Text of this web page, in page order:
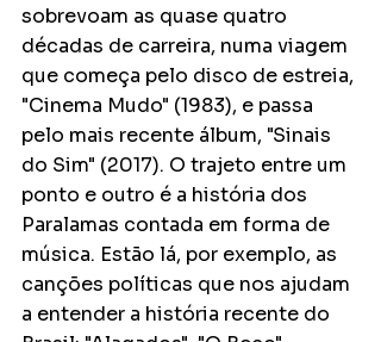
sobrevoam as quase quatro
décadas de carreira, numa viagem
que começa pelo disco de estreia,
"Cinema Mudo" (1983), e passa
pelo mais recente álbum, "Sinais
do Sim" (2017). O trajeto entre um
ponto e outro é a história dos
Paralamas contada em forma de
música. Estão lá, por exemplo, as
canções políticas que nos ajudam
a entender a história recente do